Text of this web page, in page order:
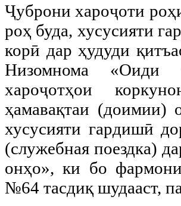
Ҷуброни хароҷоти
роҳ буда, хусусияти
корӣ дар ҳудуди
Низомнома «Оиди
хароҷотҳои
ҳамавақтаи (доимии)
хусусияти гардишӣ
(служебная поездка)
онҳо», ки бо
№64 тасдиқ шудааст,